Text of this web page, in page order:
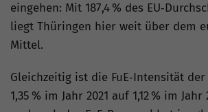
eingehen: Mit 187,4 % des
liegt Thüringen hier weit über dem
Mittel.
Gleichzeitig ist die FuE‑Intensität
1,35 % im Jahr 2021 auf 1,12 % im